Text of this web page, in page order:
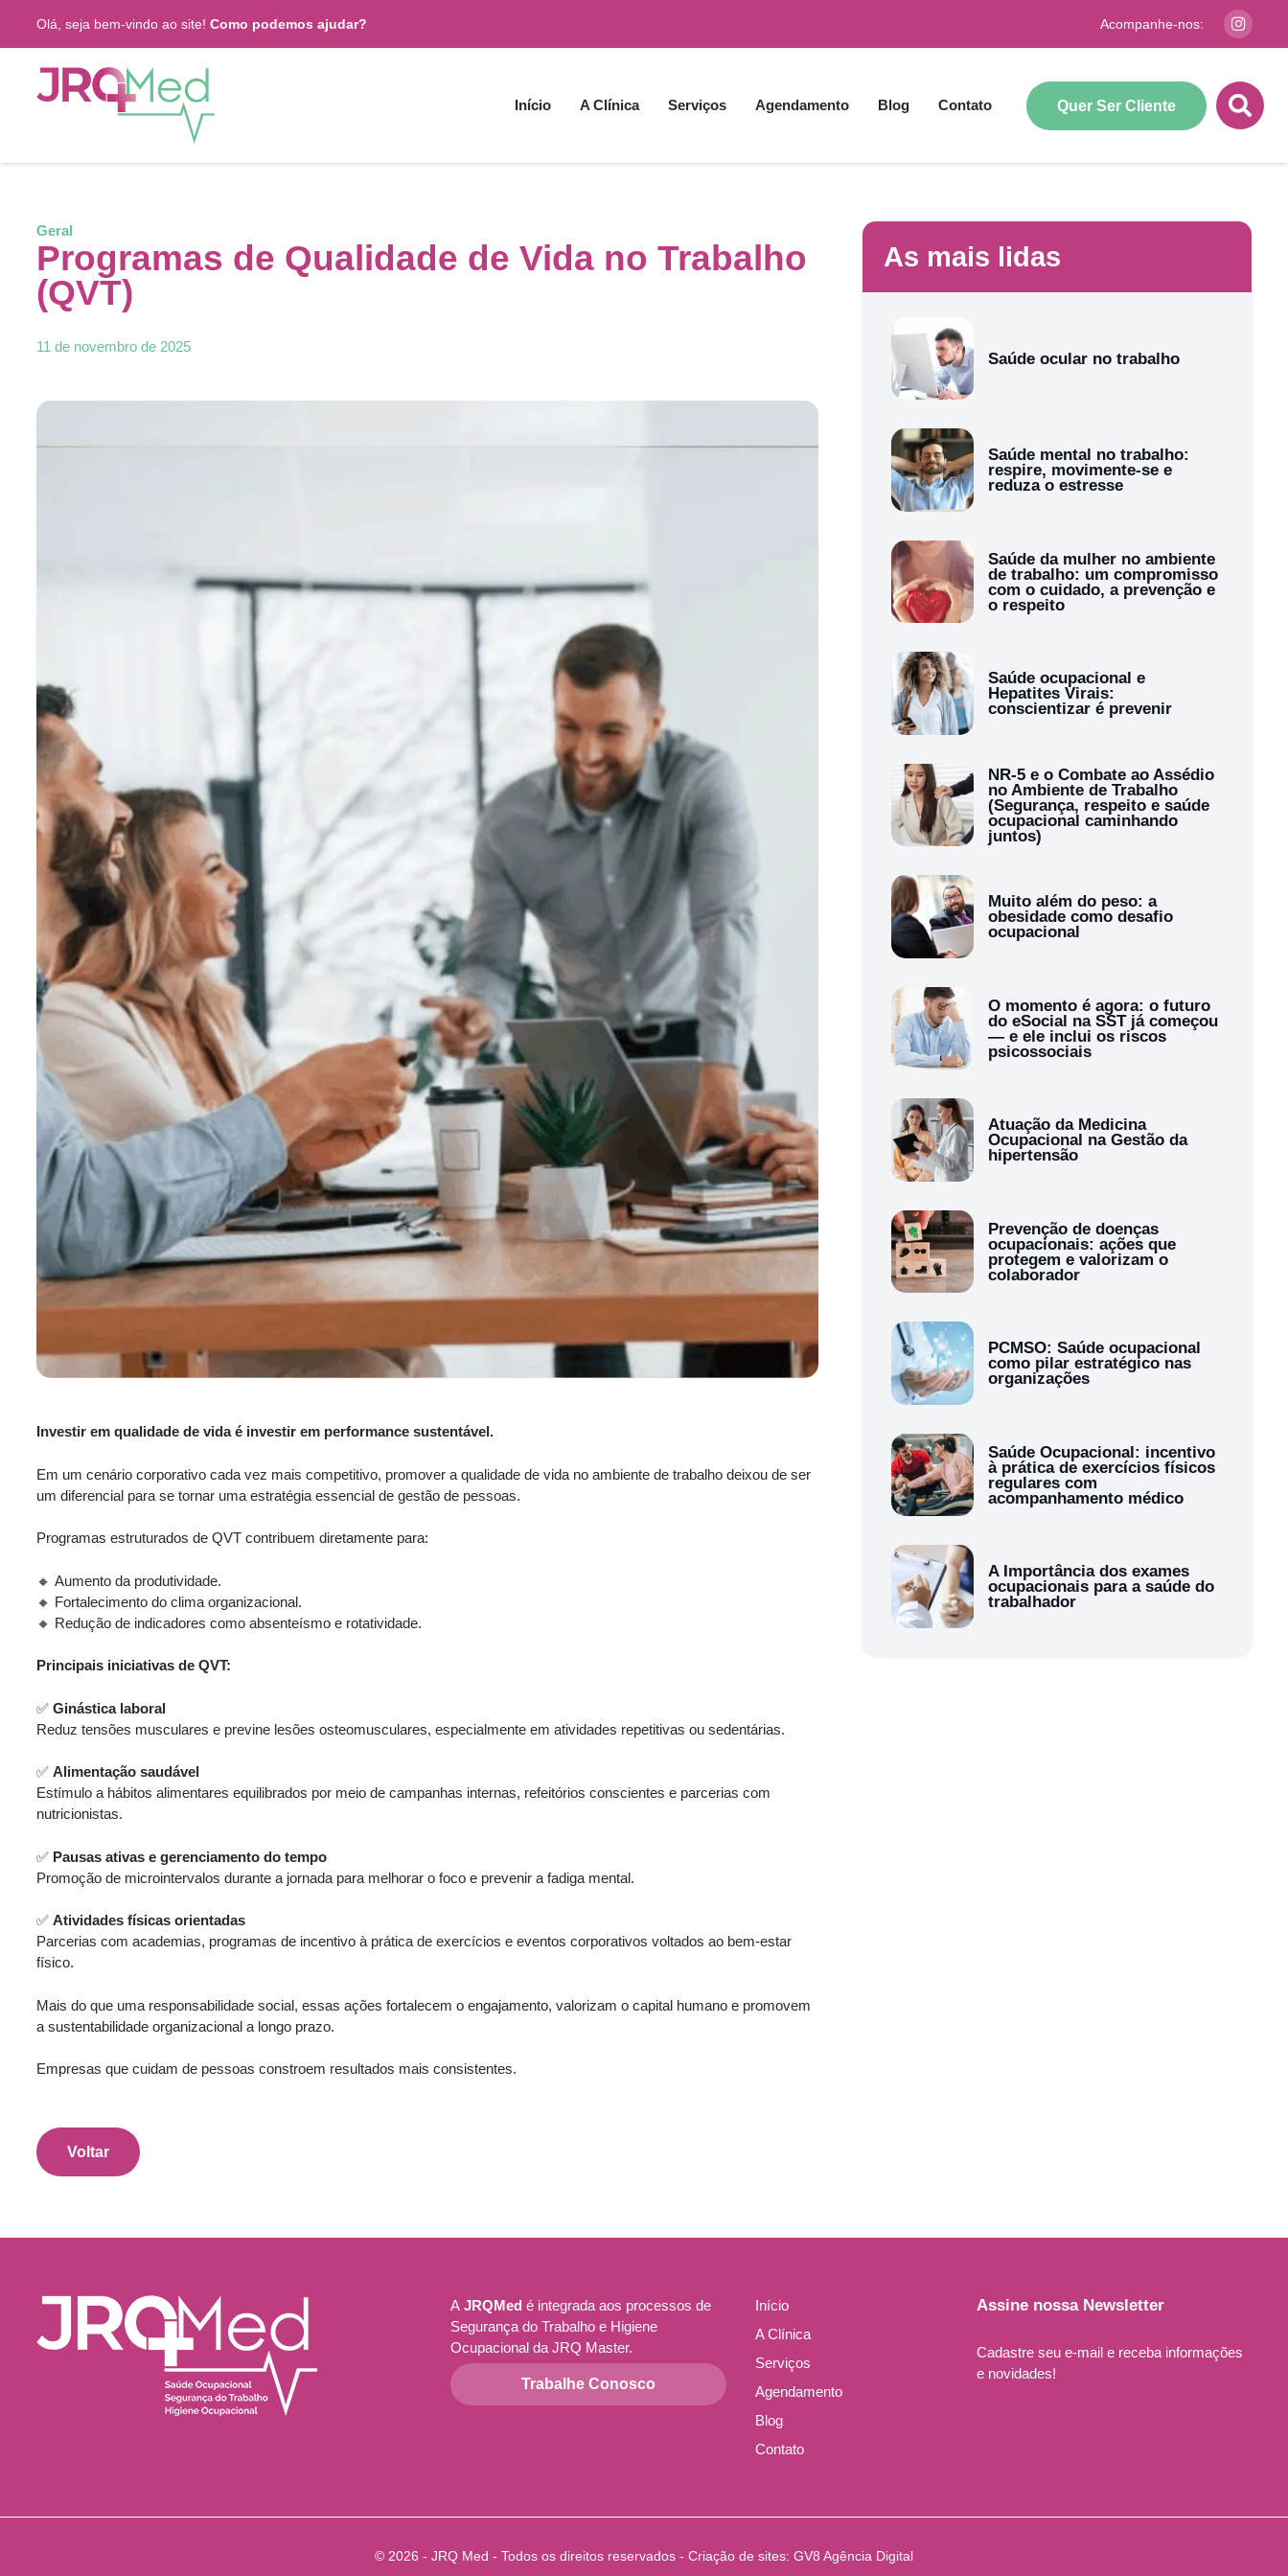
Olá, seja bem-vindo ao site! Como podemos ajudar? Acompanhe-nos:
Início A Clínica Serviços Agendamento Blog Contato Quer Ser Cliente
Geral
Programas de Qualidade de Vida no Trabalho
(QVT)
11 de novembro de 2025
Investir em qualidade de vida é investir em performance sustentável.
Em um cenário corporativo cada vez mais competitivo, promover a qualidade de vida no ambiente de trabalho deixou de ser
um diferencial para se tornar uma estratégia essencial de gestão de pessoas.
Programas estruturados de QVT contribuem diretamente para:
🔸 Aumento da produtividade.
🔸 Fortalecimento do clima organizacional.
🔸 Redução de indicadores como absenteísmo e rotatividade.
Principais iniciativas de QVT:
✅ Ginástica laboral
Reduz tensões musculares e previne lesões osteomusculares, especialmente em atividades repetitivas ou sedentárias.
✅ Alimentação saudável
Estímulo a hábitos alimentares equilibrados por meio de campanhas internas, refeitórios conscientes e parcerias com
nutricionistas.
✅ Pausas ativas e gerenciamento do tempo
Promoção de microintervalos durante a jornada para melhorar o foco e prevenir a fadiga mental.
✅ Atividades físicas orientadas
Parcerias com academias, programas de incentivo à prática de exercícios e eventos corporativos voltados ao bem-estar
físico.
Mais do que uma responsabilidade social, essas ações fortalecem o engajamento, valorizam o capital humano e promovem
a sustentabilidade organizacional a longo prazo.
Empresas que cuidam de pessoas constroem resultados mais consistentes.
Voltar
As mais lidas
Saúde ocular no trabalho
Saúde mental no trabalho:
respire, movimente-se e
reduza o estresse
Saúde da mulher no ambiente
de trabalho: um compromisso
com o cuidado, a prevenção e
o respeito
Saúde ocupacional e
Hepatites Virais:
conscientizar é prevenir
NR-5 e o Combate ao Assédio
no Ambiente de Trabalho
(Segurança, respeito e saúde
ocupacional caminhando
juntos)
Muito além do peso: a
obesidade como desafio
ocupacional
O momento é agora: o futuro
do eSocial na SST já começou
— e ele inclui os riscos
psicossociais
Atuação da Medicina
Ocupacional na Gestão da
hipertensão
Prevenção de doenças
ocupacionais: ações que
protegem e valorizam o
colaborador
PCMSO: Saúde ocupacional
como pilar estratégico nas
organizações
Saúde Ocupacional: incentivo
à prática de exercícios físicos
regulares com
acompanhamento médico
A Importância dos exames
ocupacionais para a saúde do
trabalhador
AJRQMed é integrada aos processos de
Segurança do Trabalho e Higiene
Ocupacional da JRQ Master.
Trabalhe Conosco
Início
A Clínica
Serviços
Agendamento
Blog
Contato
Assine nossa Newsletter
Cadastre seu e-mail e receba informações
e novidades!
© 2026 - JRQ Med - Todos os direitos reservados - Criação de sites: GV8 Agência Digital